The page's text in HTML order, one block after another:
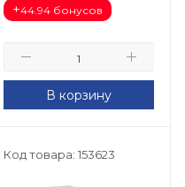
+44.94 бонусов
В корзину
Код товара: 153623